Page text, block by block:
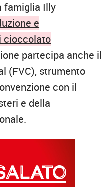
famiglia Illy
e
cioccolato
partecipa anche il
(FVC), strumento
con il
e della